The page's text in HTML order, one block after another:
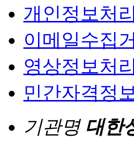
개인정보처
이메일수집
영상정보처
민간자격정
기관명 대한